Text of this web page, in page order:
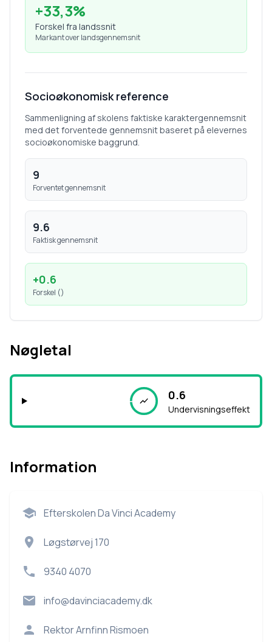
+33,3%
Forskel fra landssnit
Markant over landsgennemsnit
Socioøkonomisk reference
Sammenligning af skolens faktiske karaktergennemsnit
med det forventede gennemsnit baseret på elevernes
socioøkonomiske baggrund.
9
Forventet gennemsnit
9.6
Faktisk gennemsnit
+0.6
Forskel ()
Nøgletal
0.6
Undervisningseffekt
Information
Efterskolen Da Vinci Academy
Løgstørvej 170
9340 4070
info@davinciacademy.dk
RektorArnfinn Rismoen